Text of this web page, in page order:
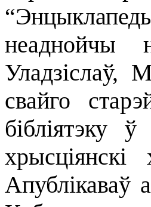
неаднойчы
Уладзiслаў,
свайго
бібліятэку
Апублікаваў